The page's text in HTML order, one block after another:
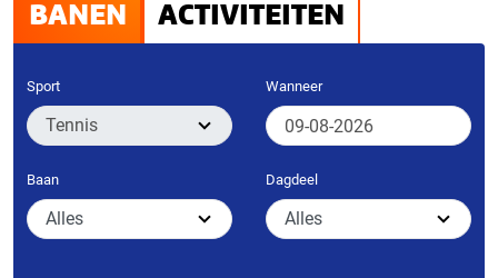
BANEN ACTIVITEITEN
Sport Wanneer
Baan Dagdeel